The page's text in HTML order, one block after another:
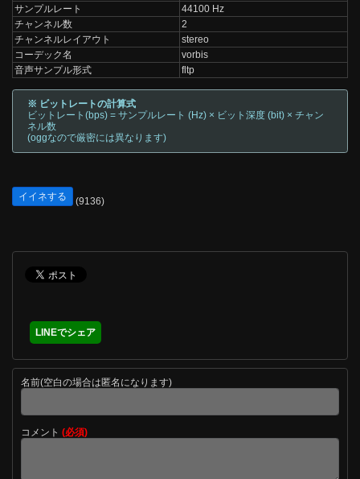
サンプルレート
44100 Hz
チャンネル数
2
チャンネルレイアウト
stereo
コーデック名
vorbis
音声サンプル形式
fltp
※ ビットレートの計算式
ビットレート(bps) = サンプルレート (Hz) × ビット深度 (bit) × チャン
ネル数
(oggなので厳密には異なります)
イイネする (9136)
LINEでシェア
名前(空白の場合は匿名になります)
コメント (必須)